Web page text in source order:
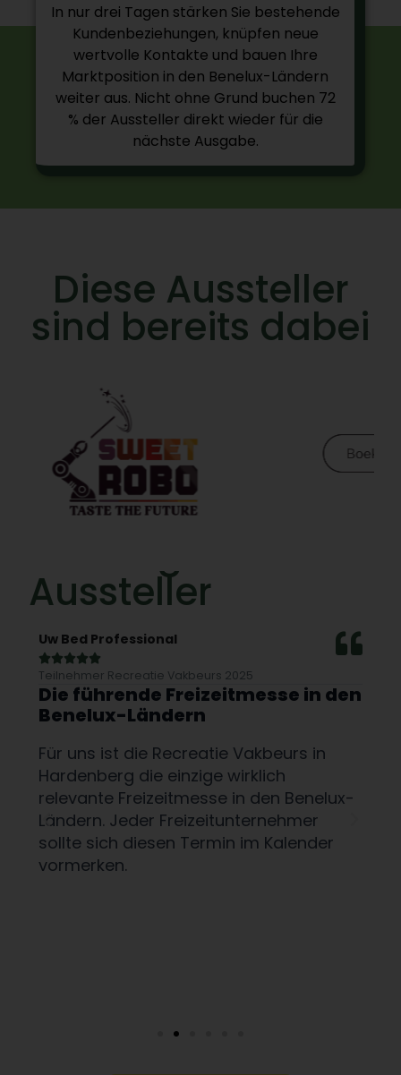
In nur drei Tagen stärken Sie bestehende
Kundenbeziehungen, knüpfen neue
wertvolle Kontakte und bauen Ihre
Marktposition in den Benelux-Ländern
weiter aus. Nicht ohne Grund buchen 72
% der Aussteller direkt wieder für die
nächste Ausgabe.
Diese Aussteller
sind bereits dabei
Aussteller
Uw Bed Professional

Teilnehmer Recreatie Vakbeurs 2025
Die führende Freizeitmesse in den
Benelux-Ländern
Für uns ist die Recreatie Vakbeurs in
Hardenberg die einzige wirklich
relevante Freizeitmesse in den Benelux-
Ländern. Jeder Freizeitunternehmer
sollte sich diesen Termin im Kalender
vormerken.